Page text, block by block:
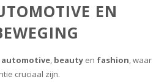
EN
automotive, beauty en fashion, waar
cruciaal zijn.